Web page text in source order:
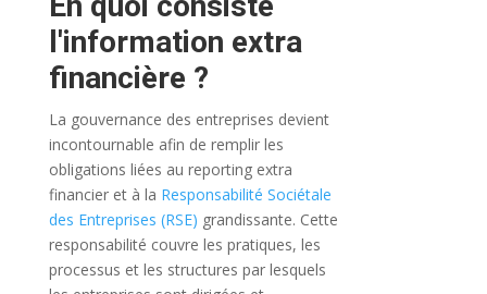
l'information extra
financière ?
La gouvernance des entreprises devient
incontournable afin de remplir les
obligations liées au reporting extra
financier et à la Responsabilité Sociétale
des Entreprises (RSE) grandissante. Cette
responsabilité couvre les pratiques, les
processus et les structures par lesquels